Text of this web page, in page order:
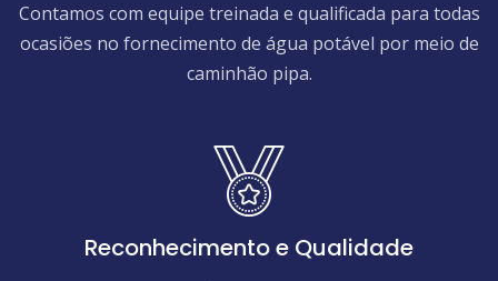
Contamos com equipe treinada e qualificada para todas
ocasiões no fornecimento de água potável por meio de
caminhão pipa.
Reconhecimento e Qualidade